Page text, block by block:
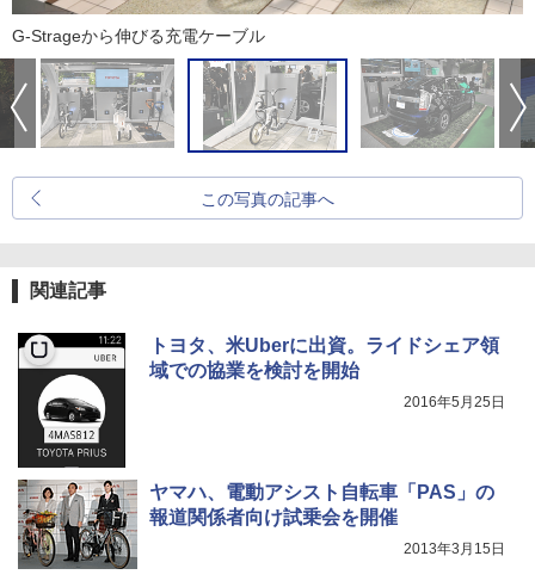
G-Strageから伸びる充電ケーブル
この写真の記事へ
関連記事
トヨタ、米Uberに出資。ライドシェア領
域での協業を検討を開始
2016年5月25日
ヤマハ、電動アシスト自転車「PAS」の
報道関係者向け試乗会を開催
2013年3月15日